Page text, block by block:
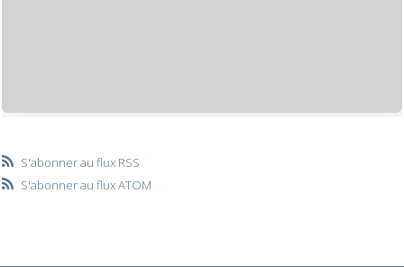
S'abonner au flux RSS
S'abonner au flux ATOM